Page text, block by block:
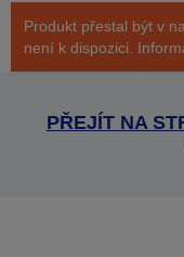
Produkt přestal být v
není k dispozici.
PŘEJÍT NA